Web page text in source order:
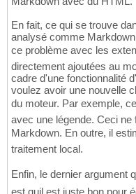
En fait, ce qui se trouve
analysé comme
ce problème avec les
directement ajoutées au
cadre d'une fonctionnalité
voulez avoir une nouvelle
du moteur. Par exemple,
avec une légende. Ceci
Markdown. En outre, il
traitement local.
Enfin, le dernier argument